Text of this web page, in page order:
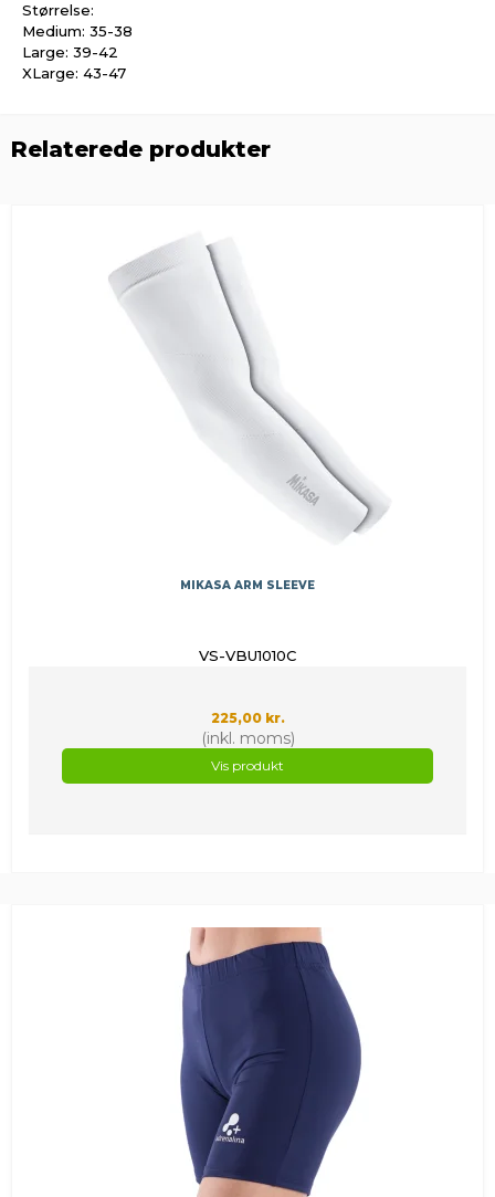
Størrelse:
Medium: 35-38
Large: 39-42
XLarge: 43-47
Relaterede produkter
MIKASA ARM SLEEVE
VS-VBU1010C
225,00 kr.
(inkl. moms)
Vis produkt